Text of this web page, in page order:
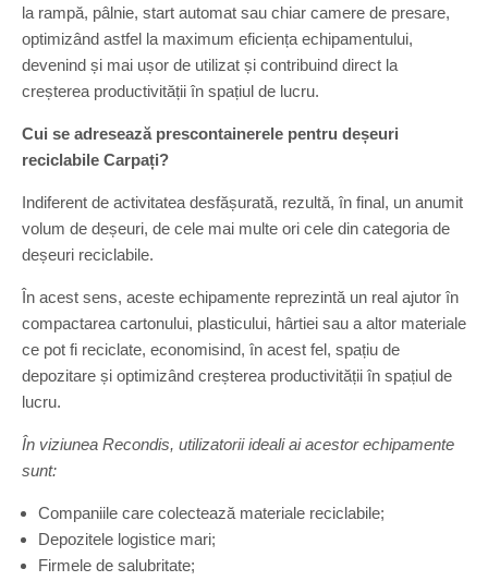
la rampă, pâlnie, start automat sau chiar camere de presare,
optimizând astfel la maximum eficiența echipamentului,
devenind și mai ușor de utilizat și contribuind direct la
creșterea productivității în spațiul de lucru.
Cui se adresează prescontainerele pentru deșeuri
reciclabile Carpați?
Indiferent de activitatea desfășurată, rezultă, în final, un anumit
volum de deșeuri, de cele mai multe ori cele din categoria de
deșeuri reciclabile.
În acest sens, aceste echipamente reprezintă un real ajutor în
compactarea cartonului, plasticului, hârtiei sau a altor materiale
ce pot fi reciclate, economisind, în acest fel, spațiu de
depozitare și optimizând creșterea productivității în spațiul de
lucru.
În viziunea Recondis, utilizatorii ideali ai acestor echipamente
sunt:
Companiile care colectează materiale reciclabile;
Depozitele logistice mari;
Firmele de salubritate;